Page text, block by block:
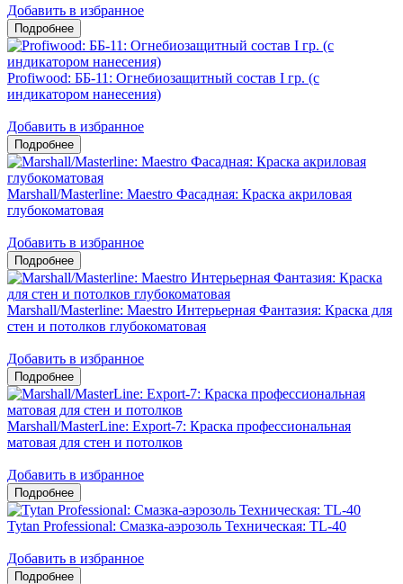
Добавить в избранное
Profiwood: ББ-11: Огнебиозащитный состав I гр. (с
индикатором нанесения)
Добавить в избранное
Marshall/Masterline: Maestro Фасадная: Краска акриловая
глубокоматовая
Добавить в избранное
Marshall/Masterline: Maestro Интерьерная Фантазия: Краска для
стен и потолков глубокоматовая
Добавить в избранное
Marshall/MasterLine: Export-7: Краска профессиональная
матовая для стен и потолков
Добавить в избранное
Tytan Professional: Смазка-аэрозоль Техническая: TL-40
Добавить в избранное